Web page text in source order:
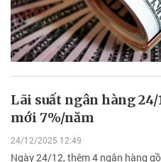
Lãi suất ngân hàng
mới 7%/năm
24/12/2025 12:49
Ngày 24/12, thêm 4 ngân hàng